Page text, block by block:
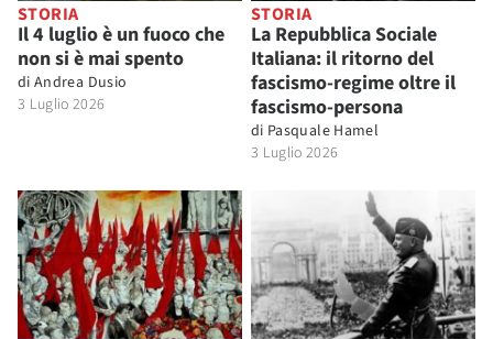
STORIA
Il 4 luglio è un fuoco che
non si è mai spento
di Andrea Dusio
3 Luglio 2026
STORIA
La Repubblica Sociale
Italiana: il ritorno del
fascismo-regime oltre il
fascismo-persona
di Pasquale Hamel
3 Luglio 2026